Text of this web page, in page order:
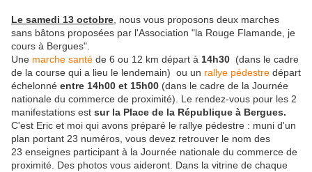
Le samedi 13 octobre , nous vous proposons deux marches
sans bâtons proposées par l'Association "la Rouge Flamande, je
cours à Bergues".
Une marche santé de 6 ou 12 km départ à 14h30 (dans le cadre
de la course qui a lieu le lendemain) ou un rallye pédestre départ
échelonné entre 14h00 et 15h00 (dans le cadre de la Journée
nationale du commerce de proximité). Le rendez-vous pour les 2
manifestations est sur la Place de la République à Bergues.
C'est Eric et moi qui avons préparé le rallye pédestre : muni d'un
plan portant 23 numéros, vous devez retrouver le nom des
23 enseignes participant à la Journée nationale du commerce de
proximité. Des photos vous aideront. Dans la vitrine de chaque